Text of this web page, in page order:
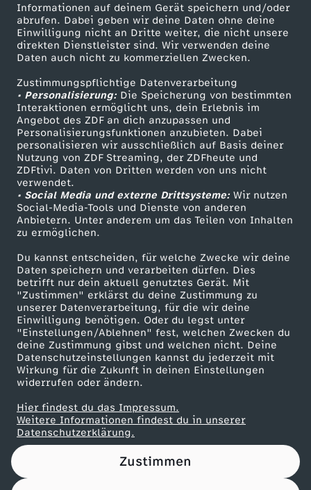
Informationen auf deinem Gerät speichern und/oder
abrufen. Dabei geben wir deine Daten ohne deine
Einwilligung nicht an Dritte weiter, die nicht unsere
direkten Dienstleister sind. Wir verwenden deine
Daten auch nicht zu kommerziellen Zwecken.
Zustimmungspflichtige Datenverarbeitung
• Personalisierung:Die Speicherung von bestimmten
Interaktionen ermöglicht uns, dein Erlebnis im
Angebot des ZDF an dich anzupassen und
Personalisierungsfunktionen anzubieten. Dabei
personalisieren wir ausschließlich auf Basis deiner
Nutzung von ZDF Streaming, der ZDFheute und
ZDFtivi. Daten von Dritten werden von uns nicht
verwendet.
• Social Media und externe Drittsysteme:Wir nutzen
Social-Media-Tools und Dienste von anderen
Anbietern. Unter anderem um das Teilen von Inhalten
zu ermöglichen.
Du kannst entscheiden, für welche Zwecke wir deine
Daten speichern und verarbeiten dürfen. Dies
betrifft nur dein aktuell genutztes Gerät. Mit
"Zustimmen" erklärst du deine Zustimmung zu
unserer Datenverarbeitung, für die wir deine
Einwilligung benötigen. Oder du legst unter
"Einstellungen/Ablehnen" fest, welchen Zwecken du
deine Zustimmung gibst und welchen nicht. Deine
Datenschutzeinstellungen kannst du jederzeit mit
Wirkung für die Zukunft in deinen Einstellungen
widerrufen oder ändern.
Hier findest du das Impressum.
Weitere Informationen findest du in unserer
Datenschutzerklärung.
Zustimmen
ZDF-Apps
Smart TV
ZDFtext
Livestreams
Sendungen A-Z
TV-Programm
ZDFmitreden
Kontakt zum ZDF
Tickets
Zuschauerservice
Hilfe
ZDF Unternehmen
Karriere
ZDF goes Schule
Werbefernsehen
Mainzelmännchen
Partner